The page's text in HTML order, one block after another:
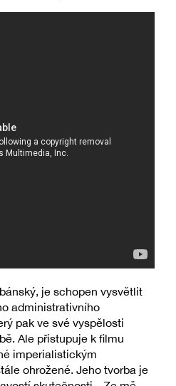
je schopen vysvětlit
administrativního
pak ve své vyspělosti
Ale přistupuje k filmu
imperialistickým
ohrožené. Jeho tvorba je